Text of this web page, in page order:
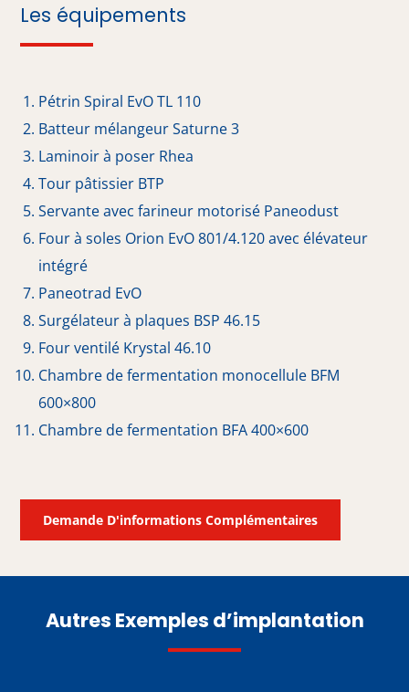
Les équipements
Pétrin Spiral EvO TL 110
Batteur mélangeur Saturne 3
Laminoir à poser Rhea
Tour pâtissier BTP
Servante avec farineur motorisé Paneodust
Four à soles Orion EvO 801/4.120 avec élévateur
intégré
Paneotrad EvO
Surgélateur à plaques BSP 46.15
Four ventilé Krystal 46.10
Chambre de fermentation monocellule BFM
600×800
Chambre de fermentation BFA 400×600
Demande D'informations Complémentaires
Autres Exemples d’implantation